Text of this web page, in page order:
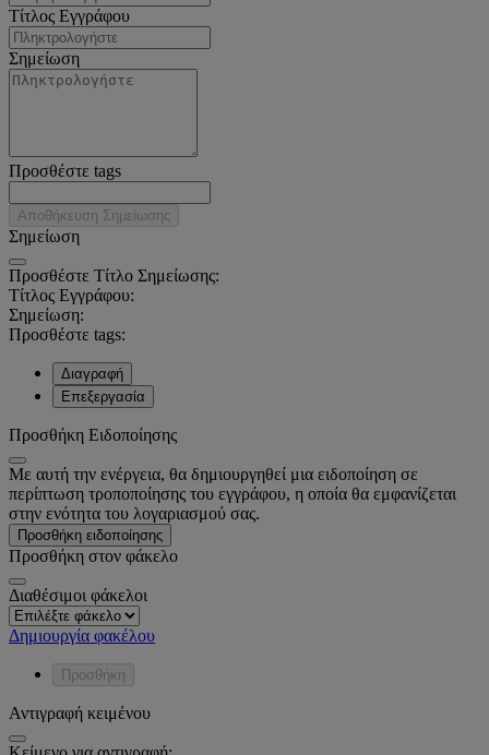
Τίτλος Εγγράφου
Σημείωση
Προσθέστε tags
Αποθήκευση Σημείωσης
Σημείωση
Προσθέστε Τίτλο Σημείωσης:
Τίτλος Εγγράφου:
Σημείωση:
Προσθέστε tags:
Διαγραφή
Επεξεργασία
Προσθήκη Ειδοποίησης
Με αυτή την ενέργεια, θα δημιουργηθεί μια ειδοποίηση σε
περίπτωση τροποποίησης του εγγράφου, η οποία θα εμφανίζεται
στην ενότητα του λογαριασμού σας.
Προσθήκη ειδοποίησης
Προσθήκη στον φάκελο
Διαθέσιμοι φάκελοι
Δημιουργία φακέλου
Προσθήκη
Αντιγραφή κειμένου